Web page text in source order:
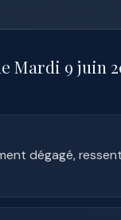
Mardi 9 juin
dégagé,